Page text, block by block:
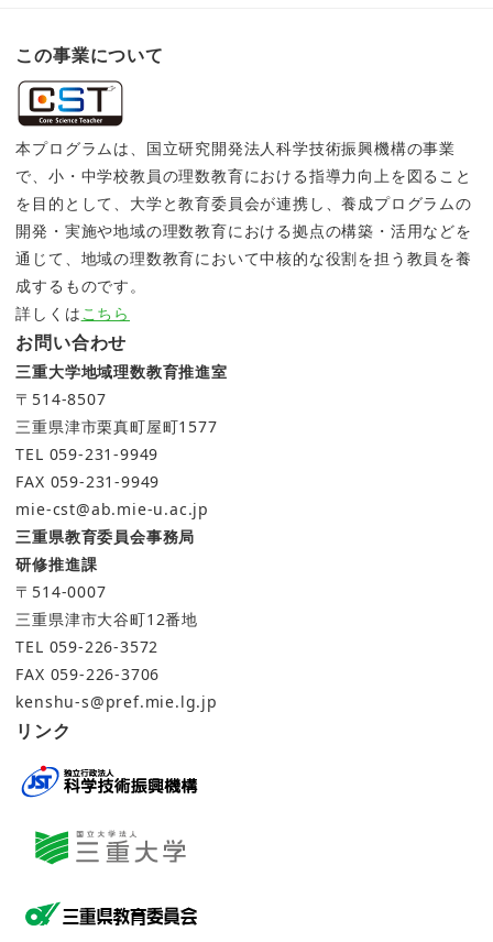
この事業について
本プログラムは、国立研究開発法人科学技術振興機構の事業
で、小・中学校教員の理数教育における指導力向上を図ること
を目的として、大学と教育委員会が連携し、養成プログラムの
開発・実施や地域の理数教育における拠点の構築・活用などを
通じて、地域の理数教育において中核的な役割を担う教員を養
成するものです。
詳しくはこちら
お問い合わせ
三重大学地域理数教育推進室
〒514-8507
三重県津市栗真町屋町1577
TEL 059-231-9949
FAX 059-231-9949
mie-cst@ab.mie-u.ac.jp
三重県教育委員会事務局
研修推進課
〒514-0007
三重県津市大谷町12番地
TEL 059-226-3572
FAX 059-226-3706
kenshu-s@pref.mie.lg.jp
リンク